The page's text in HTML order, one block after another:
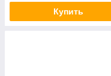
Купить